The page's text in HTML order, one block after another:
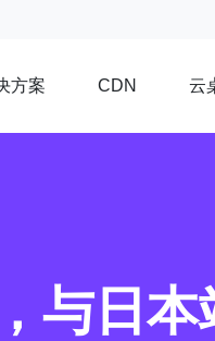
方案 CDN 云
与日